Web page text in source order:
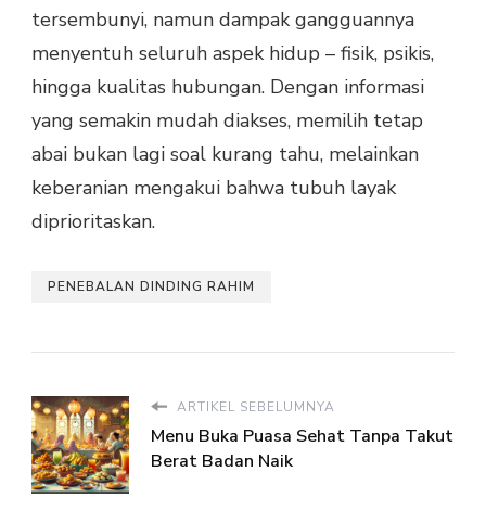
tersembunyi, namun dampak gangguannya
menyentuh seluruh aspek hidup – fisik, psikis,
hingga kualitas hubungan. Dengan informasi
yang semakin mudah diakses, memilih tetap
abai bukan lagi soal kurang tahu, melainkan
keberanian mengakui bahwa tubuh layak
diprioritaskan.
PENEBALAN DINDING RAHIM
ARTIKEL SEBELUMNYA
Menu Buka Puasa Sehat Tanpa Takut
Berat Badan Naik